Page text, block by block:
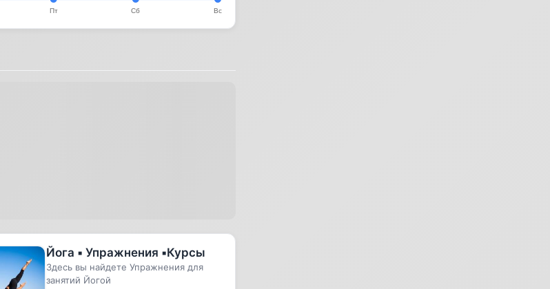
Йога ▪️ Упражнения ▪️Курсы
Здесь вы найдете Упражнения для
занятий Йогой